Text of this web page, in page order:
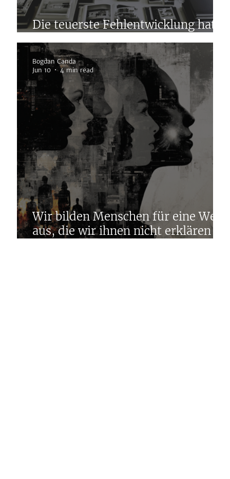
Die teuerste Fehlentwicklung hat
keinen Beleg.
Wir bilden Menschen für eine Welt
aus, die wir ihnen nicht erklären
Bogdan Canda
Jun 10
4 min read